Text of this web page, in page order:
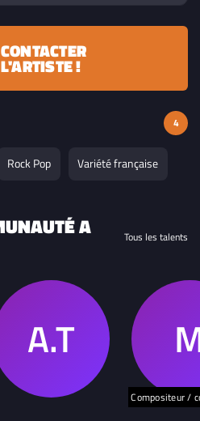
CONTACTER
L'ARTISTE !
4
Rock Pop Variété française
A Tous les talents
Compositeur /